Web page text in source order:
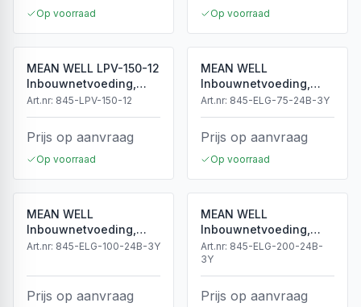
Op voorraad Op voorraad
MEAN WELL LPV-150-12
Inbouwnetvoeding,
12Vdc, 10A, 120W
Art.nr: 845-LPV-150-12
Prijs op aanvraag
Op voorraad
MEAN WELL
Inbouwnetvoeding,
24Vdc, 3.15A, 75W, 3-
in-1 Dimming
Art.nr: 845-ELG-75-24B-3Y
Prijs op aanvraag
Op voorraad
MEAN WELL
Inbouwnetvoeding,
24Vdc, 4A, 96W, 3-in-1
Art.nr: 845-ELG-100-24B-3Y
Prijs op aanvraag
MEAN WELL
Inbouwnetvoeding,
24Vdc, 8.4A, 200W, 3-
in-1 Dimming
Art.nr: 845-ELG-200-24B-
3Y
Prijs op aanvraag